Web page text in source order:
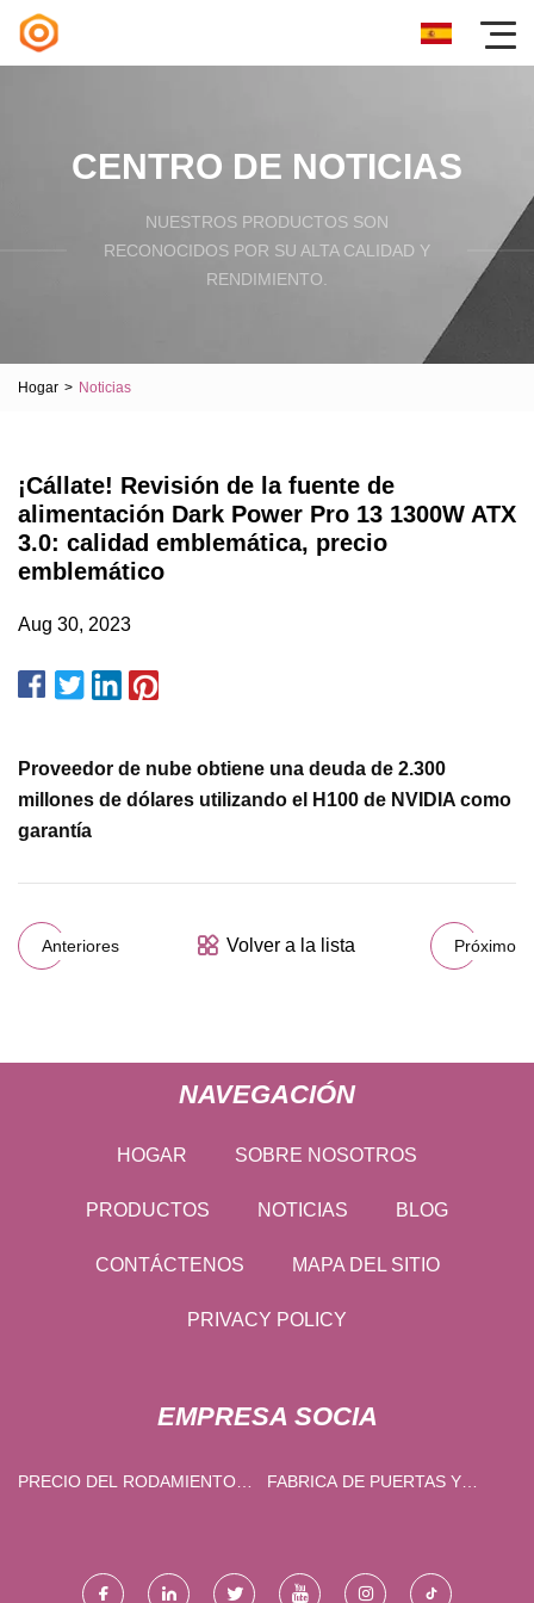
CENTRO DE NOTICIAS
NUESTROS PRODUCTOS SON
RECONOCIDOS POR SU ALTA CALIDAD Y
RENDIMIENTO.
Hogar > Noticias
¡Cállate! Revisión de la fuente de
alimentación Dark Power Pro 13 1300W ATX
3.0: calidad emblemática, precio
emblemático
Aug 30, 2023
Proveedor de nube obtiene una deuda de 2.300
millones de dólares utilizando el H100 de NVIDIA como
garantía
Anteriores Volver a la lista Próximo
NAVEGACIÓN
HOGAR SOBRE NOSOTROS
PRODUCTOS NOTICIAS BLOG
CONTÁCTENOS MAPA DEL SITIO
PRIVACY POLICY
EMPRESA SOCIA
PRECIO DEL RODAMIENTO
FABRICA DE PUERTAS Y